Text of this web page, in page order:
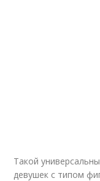
Такой
девушек с типом